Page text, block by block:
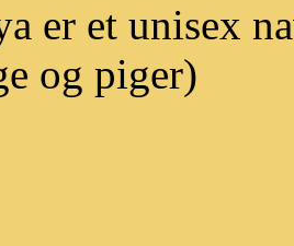
er et unisex
og piger)